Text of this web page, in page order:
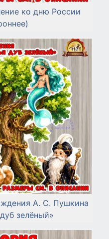
ко дню России
А. С. Пушкина
зелёный»